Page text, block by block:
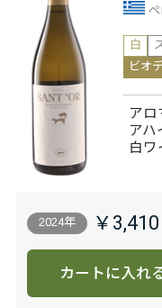
白
ビオ
ア
ア
白
2024年 ￥3,410
カートに入れ